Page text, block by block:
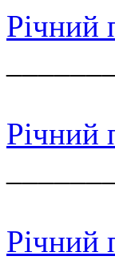
Річний
Річний
Річний